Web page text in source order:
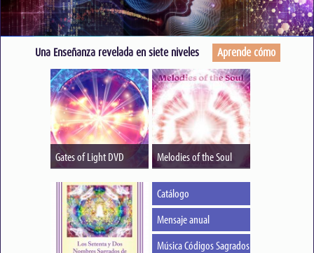
Una Enseñanza revelada en siete niveles Aprende cómo
Gates of Light DVD Melodies of the Soul
Catálogo
Mensaje anual
Música Códigos Sagrados CD